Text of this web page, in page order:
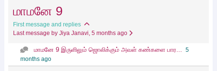
மாமனே 9
First message and replies
Last message by Jiya Janavi, 5 months ago
மாமனே 9 இருளிலும் ஜொலிக்கும் அவள் கண்களை பார... 5
months ago